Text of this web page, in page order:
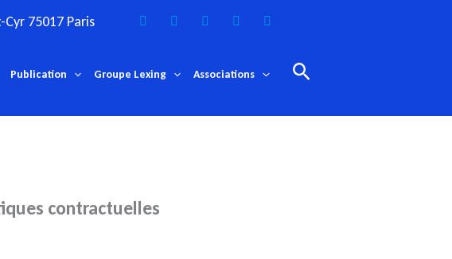
75017 Paris
Publication Groupe Lexing Associations Rechercher
contractuelles